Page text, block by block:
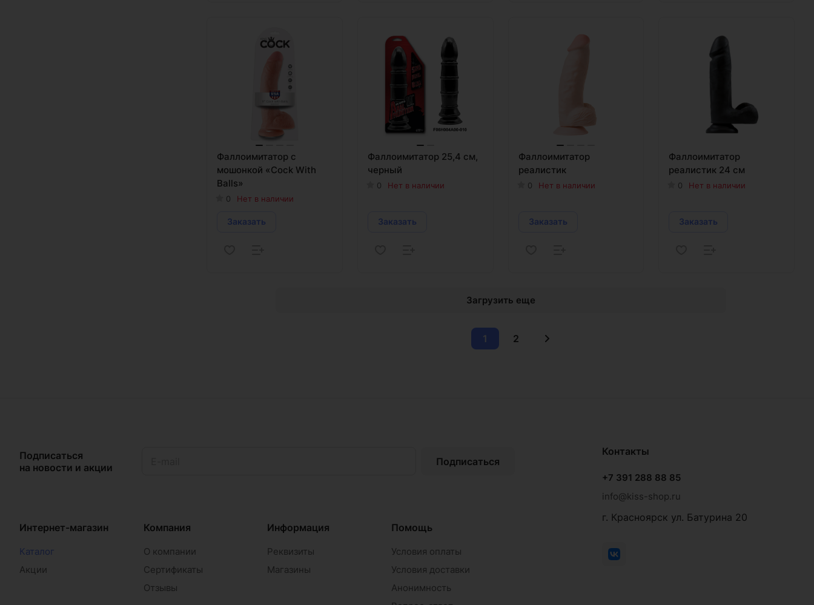
Фаллоимитатор с
мошонкой «Cock With
Balls»
0 Нет в наличии
Заказать
Фаллоимитатор 25,4 см,
черный
0 Нет в наличии
Заказать
Фаллоимитатор
реалистик
0 Нет в наличии
Заказать
Фаллоимитатор
реалистик 24 см
0 Нет в наличии
Заказать
Загрузить еще
1 2
Подписаться
на новости и акции
Подписаться
Интернет-магазин
Каталог
Акции
Компания
О компании
Сертификаты
Отзывы
Информация
Реквизиты
Магазины
Помощь
Условия оплаты
Условия доставки
Анонимность
Контакты
+7 391 288 88 85
info@kiss-shop.ru
г. Красноярск ул. Батурина 20